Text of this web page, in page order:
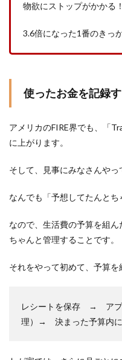
物欲にストップがかかる！
3.6倍になった1番のきっ
使ったお金を記録
アメリカのFIRE界でも、「
に上がります。
そして、見事にみなさんやっ
なんでも「予想してたんとち
なので、生活費の予算を組
ちゃんと管理することです。
それをやって初めて、予算を
レシートを保存 → アプ
理）→ 決まった予算内に